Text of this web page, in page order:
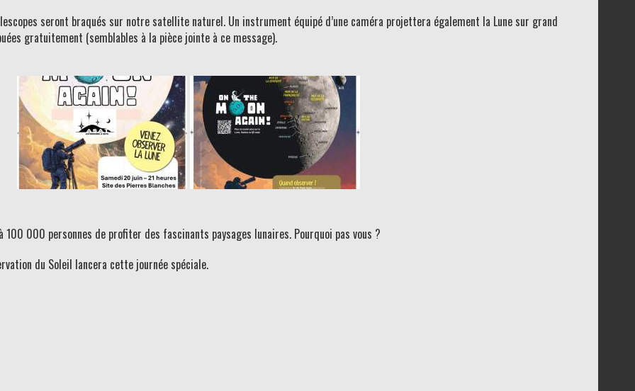
seront braqués sur notre satellite naturel. Un instrument équipé d’une caméra projettera également la Lune sur grand
gratuitement (semblables à la pièce jointe à ce message).
000 personnes de profiter des fascinants paysages lunaires. Pourquoi pas vous ?
du Soleil lancera cette journée spéciale.